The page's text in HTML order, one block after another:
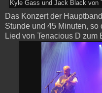
Kyle Gass und Jack Black von
Das Konzert der
Stunde und 45 Minuten,
Lied von Tenacious D zum